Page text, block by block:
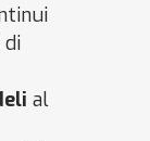
di
al